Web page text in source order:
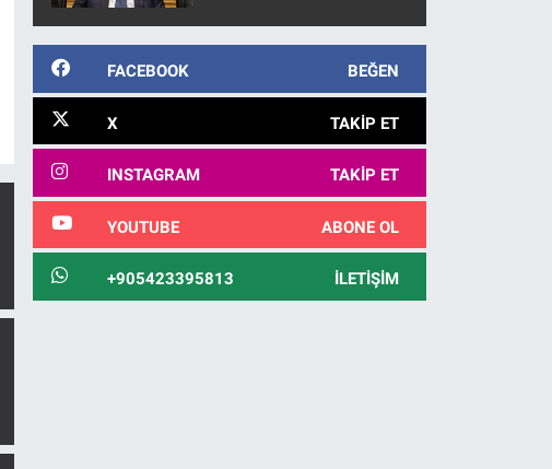
kanunlaşacağı
FACEBOOK BEĞEN
X TAKIP ET
INSTAGRAM TAKIP ET
YOUTUBE ABONE OL
+905423395813 İLETIŞIM